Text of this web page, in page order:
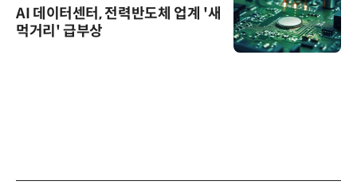
AI 데이터센터, 전력반도체 업계 '새
먹거리' 급부상